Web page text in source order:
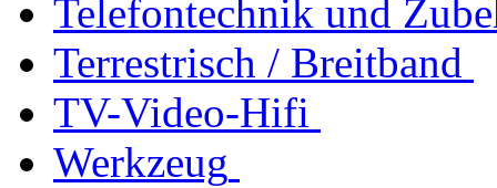
Telefontechnik und
Terrestrisch / Breitband
TV-Video-Hifi
Werkzeug